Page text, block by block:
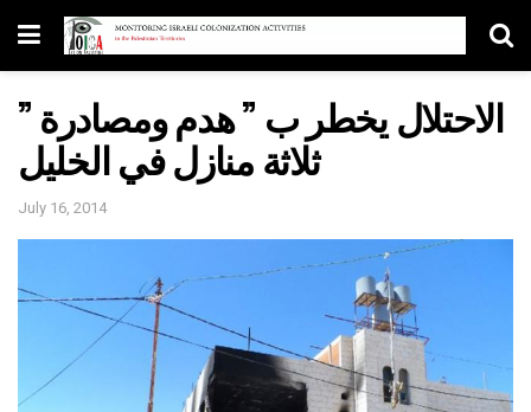
الاحتلال يخطر ب ” هدم ومصادرة ”
ثلاثة منازل في الخليل
July 16, 2014